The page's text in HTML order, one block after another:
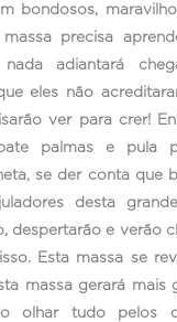
bondosos,
precisa
adiantará
eles não
ver para crer!
palmas e pula
se der conta que
desta
despertarão e verão
Esta massa se
massa gerará mais
olhar tudo pelos